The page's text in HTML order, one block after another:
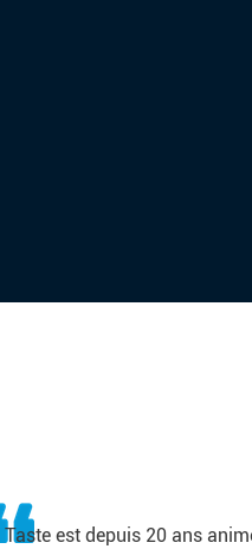
Taste est depuis 20 ans